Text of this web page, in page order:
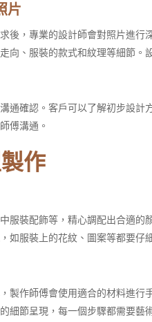
片​
後，專業的設計師會對照片進
向、服裝的款式和紋理等細節。
通確認。客戶可以了解初步設
傅溝通。​
作​
服裝配飾等，精心調配出合適
如服裝上的花紋、圖案等都要仔
製作師傅會使用適合的材料進
細節呈現，每一個步驟都需要